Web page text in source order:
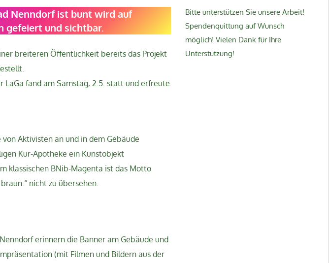
Nenndorf ist bunt wird auf
gefeiert und sichtbar.
breiteren Öffentlichkeit bereits das Projekt
LaGa fand am Samstag, 2.5. statt und erfreute
von Aktivisten an und in dem Gebäude
Kur-Apotheke ein Kunstobjekt
klassischen BNib-Magenta ist das Motto
nicht zu übersehen.
erinnern die Banner am Gebäude und
(mit Filmen und Bildern aus der
Bitte unterstützen Sie unsere Arbeit!
Spendenquittung auf Wunsch
möglich! Vielen Dank für Ihre
Unterstützung!